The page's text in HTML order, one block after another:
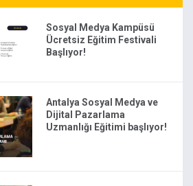
Sosyal Medya Kampüsü
Ücretsiz Eğitim Festivali
Başlıyor!
Antalya Sosyal Medya ve
Dijital Pazarlama
Uzmanlığı Eğitimi başlıyor!